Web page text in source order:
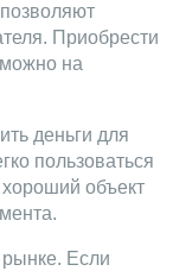
Приобрести
на
деньги для
пользоваться
объект
Если